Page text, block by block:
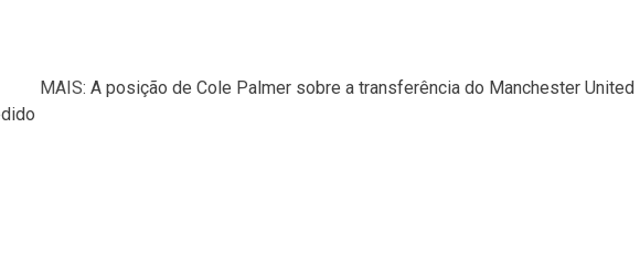
MAIS: A posição de Cole Palmer sobre a transferência do Manchester United